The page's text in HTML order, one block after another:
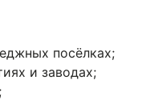
посёлках;
и заводах;